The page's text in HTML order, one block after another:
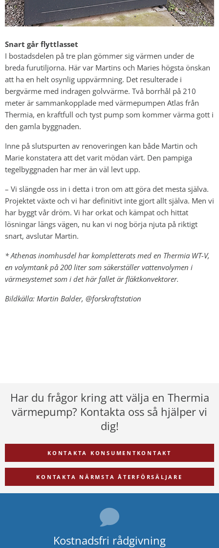
Snart går flyttlasset
I bostadsdelen på tre plan gömmer sig värmen under de
breda furutiljorna. Här var Martins och Maries högsta önskan
att ha en helt osynlig uppvärmning. Det resulterade i
bergvärme med indragen golvvärme. Två borrhål på 210
meter är sammankopplade med värmepumpen Atlas från
Thermia, en kraftfull och tyst pump som kommer värma gott i
den gamla byggnaden.
Inne på slutspurten av renoveringen kan både Martin och
Marie konstatera att det varit mödan värt. Den pampiga
tegelbyggnaden har mer än väl levt upp.
– Vi slängde oss in i detta i tron om att göra det mesta själva.
Projektet växte och vi har definitivt inte gjort allt själva. Men vi
har byggt vår dröm. Vi har orkat och kämpat och hittat
lösningar längs vägen, nu kan vi nog börja njuta på riktigt
snart, avslutar Martin.
* Athenas inomhusdel har kompletterats med en Thermia WT-V,
en volymtank på 200 liter som säkerställer vattenvolymen i
värmesystemet som i det här fallet är fläktkonvektorer.
Bildkälla: Martin Balder, @forskraftstation
Har du frågor kring att välja en Thermia
värmepump? Kontakta oss så hjälper vi
dig!
KONTAKTA KONSUMENTKONTAKT
KONTAKTA NÄRMSTA ÅTERFÖRSÄLJARE
Kostnadsfri rådgivning